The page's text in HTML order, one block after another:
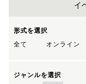
イ
形式を選択
全て
オンライン
ジャンルを選択